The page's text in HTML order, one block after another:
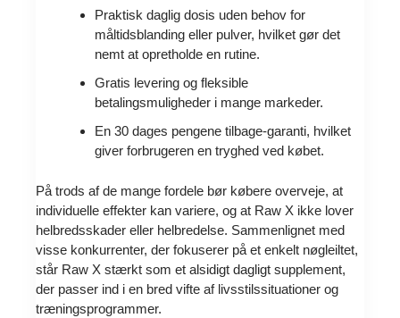
Praktisk daglig dosis uden behov for
måltidsblanding eller pulver, hvilket gør det
nemt at opretholde en rutine.
Gratis levering og fleksible
betalingsmuligheder i mange markeder.
En 30 dages pengene tilbage-garanti, hvilket
giver forbrugeren en tryghed ved købet.
På trods af de mange fordele bør købere overveje, at
individuelle effekter kan variere, og at Raw X ikke lover
helbredsskader eller helbredelse. Sammenlignet med
visse konkurrenter, der fokuserer på et enkelt nøgleiltet,
står Raw X stærkt som et alsidigt dagligt supplement,
der passer ind i en bred vifte af livsstilssituationer og
træningsprogrammer.